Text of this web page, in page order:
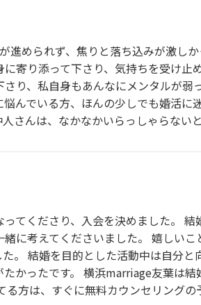
進められず、焦りと落ち込みが激し
寄り添って下さり、気持ちを受け
り、私自身もあんなにメンタルが
んでいる方、ほんの少しでも婚活
さんは、なかなかいらっしゃらないと
てくださり、入会を決めました。
に考えてくださいました。 嬉しい
。 結婚を目的とした活動中は自分
かったです。 横浜marriage友葉は
る方は、すぐに無料カウンセリング